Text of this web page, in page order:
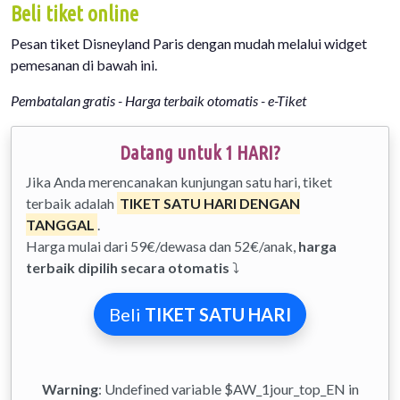
Beli tiket online
Pesan tiket Disneyland Paris dengan mudah melalui widget
pemesanan di bawah ini.
Pembatalan gratis - Harga terbaik otomatis - e-Tiket
Datang untuk 1 HARI?
Jika Anda merencanakan kunjungan satu hari, tiket
terbaik adalah TIKET SATU HARI DENGAN
TANGGAL .
Harga mulai dari 59€/dewasa dan 52€/anak, harga
terbaik dipilih secara otomatis ⤵
Beli TIKET SATU HARI
Warning: Undefined variable $AW_1jour_top_EN in